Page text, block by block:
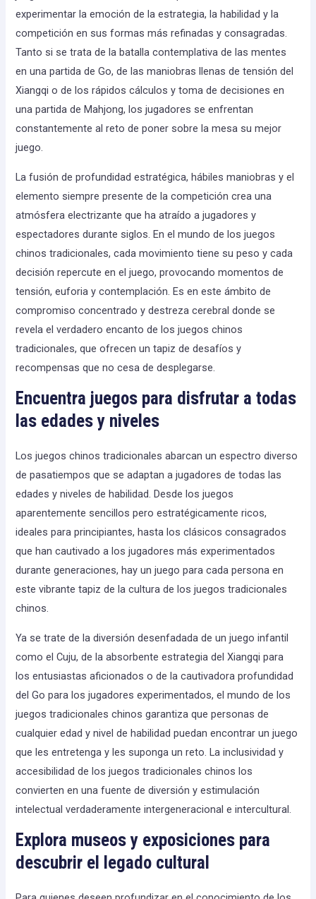
experimentar la emoción de la estrategia, la habilidad y la
competición en sus formas más refinadas y consagradas.
Tanto si se trata de la batalla contemplativa de las mentes
en una partida de Go, de las maniobras llenas de tensión del
Xiangqi o de los rápidos cálculos y toma de decisiones en
una partida de Mahjong, los jugadores se enfrentan
constantemente al reto de poner sobre la mesa su mejor
juego.
La fusión de profundidad estratégica, hábiles maniobras y el
elemento siempre presente de la competición crea una
atmósfera electrizante que ha atraído a jugadores y
espectadores durante siglos. En el mundo de los juegos
chinos tradicionales, cada movimiento tiene su peso y cada
decisión repercute en el juego, provocando momentos de
tensión, euforia y contemplación. Es en este ámbito de
compromiso concentrado y destreza cerebral donde se
revela el verdadero encanto de los juegos chinos
tradicionales, que ofrecen un tapiz de desafíos y
recompensas que no cesa de desplegarse.
Encuentra juegos para disfrutar a todas
las edades y niveles
Los juegos chinos tradicionales abarcan un espectro diverso
de pasatiempos que se adaptan a jugadores de todas las
edades y niveles de habilidad. Desde los juegos
aparentemente sencillos pero estratégicamente ricos,
ideales para principiantes, hasta los clásicos consagrados
que han cautivado a los jugadores más experimentados
durante generaciones, hay un juego para cada persona en
este vibrante tapiz de la cultura de los juegos tradicionales
chinos.
Ya se trate de la diversión desenfadada de un juego infantil
como el Cuju, de la absorbente estrategia del Xiangqi para
los entusiastas aficionados o de la cautivadora profundidad
del Go para los jugadores experimentados, el mundo de los
juegos tradicionales chinos garantiza que personas de
cualquier edad y nivel de habilidad puedan encontrar un juego
que les entretenga y les suponga un reto. La inclusividad y
accesibilidad de los juegos tradicionales chinos los
convierten en una fuente de diversión y estimulación
intelectual verdaderamente intergeneracional e intercultural.
Explora museos y exposiciones para
descubrir el legado cultural